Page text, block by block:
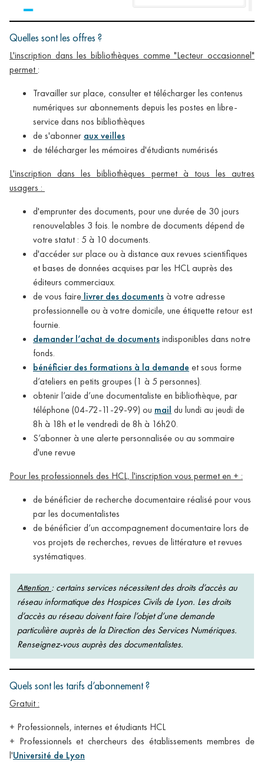
Quelles sont les offres ?
L'inscription dans les bibliothèques comme "Lecteur occasionnel"
permet :
Travailler sur place, consulter et télécharger les contenus
numériques sur abonnements depuis les postes en libre-
service dans nos bibliothèques
de s'abonner aux veilles
de télécharger les mémoires d'étudiants numérisés
L'inscription dans les bibliothèques permet à tous les autres
usagers :
d'emprunter des documents, pour une durée de 30 jours
renouvelables 3 fois. le nombre de documents dépend de
votre statut : 5 à 10 documents.
d'accéder sur place ou à distance aux revues scientifiques
et bases de données acquises par les HCL auprès des
éditeurs commerciaux.
de vous faire livrer des documentsà votre adresse
professionnelle ou à votre domicile, une étiquette retour est
fournie.
demander l’achat de documentsindisponibles dans notre
fonds.
bénéficier des formations à la demande et sous forme
d’ateliers en petits groupes (1 à 5 personnes).
obtenir l’aide d’une documentaliste en bibliothèque, par
téléphone (04-72-11-29-99) ou mail du lundi au jeudi de
8h à 18h et le vendredi de 8h à 16h20.
S’abonner à une alerte personnalisée ou au sommaire
d'une revue
Pour les professionnels des HCL, l'inscription vous permet en + :
de bénéficier de recherche documentaire réalisé pour vous
par les documentalistes
de bénéficier d’un accompagnement documentaire lors de
vos projets de recherches, revues de littérature et revues
systématiques.
Attention : certains services nécessitent des droits d’accès au
réseau informatique des Hospices Civils de Lyon. Les droits
d’accès au réseau doivent faire l’objet d’une demande
particulière auprès de la Direction des Services Numériques.
Renseignez-vous auprès des documentalistes.
Quels sont les tarifs d’abonnement ?
Gratuit :
+ Professionnels, internes et étudiants HCL
+ Professionnels et chercheurs des établissements membres de
l'Université de Lyon